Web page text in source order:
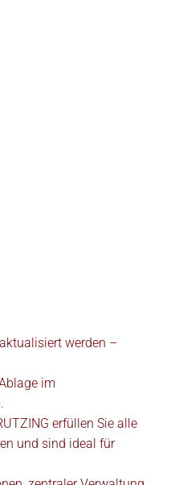
werden –
im
erfüllen Sie alle
und sind ideal für